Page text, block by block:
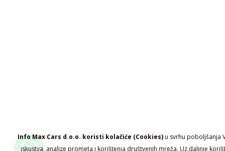
Info Max Cars d.o.o. koristi kolačiće (Cookies)u svrhu poboljšanja
iskustva, analize prometa i korištenja društvenih mreža. Uz daljnje